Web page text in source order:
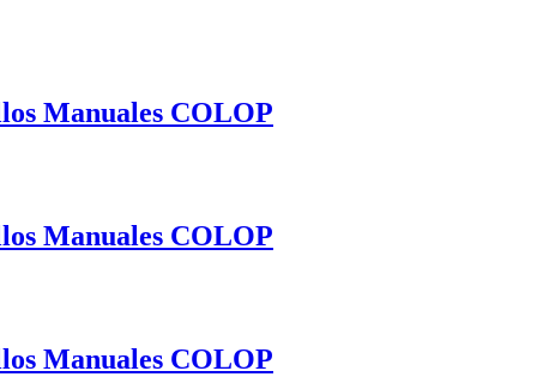
Manuales COLOP
Manuales COLOP
Manuales COLOP